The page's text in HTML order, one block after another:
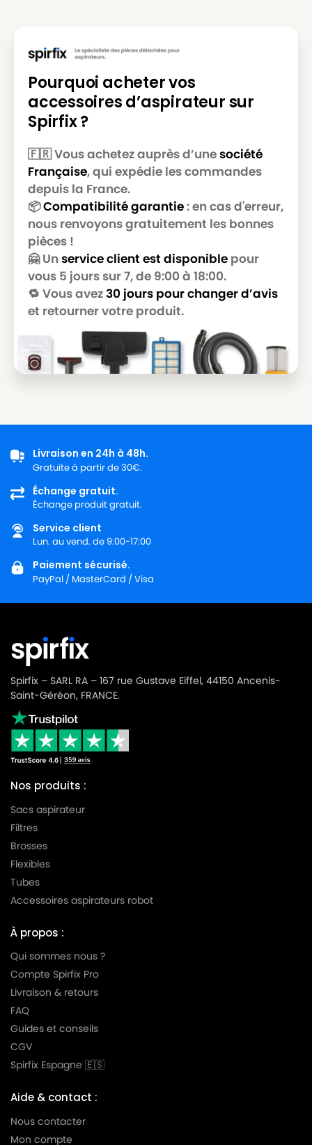
GOLDSTAR
LG-
GOLDSTAR
LG-GOLDSTAR T 2750
LG-
GOLDSTAR
LG-
GOLDSTAR
LG-GOLDSTAR T 2950
LG-
GOLDSTAR
LG-GOLDSTAR T 2990
LG-
GOLDSTAR
LG-
GOLDSTAR
LG-GOLDSTAR T 3900
GOLDSTAR
LG-GOLDSTAR TB 33
LG-
GOLDSTAR
LG-GOLDSTAR TB 34
GOLDSTAR
LG-GOLDSTAR TURBO 2700
LG-
GOLDSTAR
LG-GOLDSTAR TURBO 2900
LG-
GOLDSTAR
LG-GOLDSTAR TURBO 3100 B
LG-
GOLDSTAR
LG-GOLDSTAR TURBO 3200
LG-
GOLDSTAR
LG-
GOLDSTAR
LG-GOLDSTAR TURBO 3300 R
LG-
GOLDSTAR
LG-GOLDSTAR TURBO 3400
GOLDSTAR
LG-
GOLDSTAR
LG-
GOLDSTAR
LG-
LG-GOLDSTAR TURBO V 3300 DE
LG-
GOLDSTAR
LG-
GOLDSTAR
LG-GOLDSTAR TURBO V 3310 DE
LG-
GOLDSTAR
LG-GOLDSTAR TURBO V 3310 TD
LG-
LG-GOLDSTAR TURBO X (Série)
LG-
GOLDSTAR
Pourquoi acheter vos
accessoires d’aspirateur sur
Spirfix ?
🇫🇷 Vous achetez auprès d’unesociété
Française, qui expédie les commandes
depuis la France.
📦Compatibilité garantie: en cas d'erreur,
nous renvoyons gratuitement les bonnes
pièces !
🤗 Un service client est disponible pour
vous 5 jours sur 7, de 9:00 à 18:00.
🔁 Vous avez30 jours pour changer d’avis
et retourner votre produit.
Livraison en 24h à 48h.
Gratuite à partir de 30€.
Échange gratuit.
Échange produit gratuit.
Service client
Lun. au vend. de 9:00-17:00
Paiement sécurisé.
PayPal / MasterCard / Visa
Spirfix – SARL RA – 167 rue Gustave Eiffel, 44150 Ancenis-
Saint-Géréon, FRANCE.
Nos produits :
Sacs aspirateur
Filtres
Brosses
Flexibles
Tubes
Accessoires aspirateurs robot
À propos :
Qui sommes nous ?
Compte Spirfix Pro
Livraison & retours
FAQ
Guides et conseils
CGV
Spirfix Espagne 🇪🇸
Aide & contact :
Nous contacter
Mon compte